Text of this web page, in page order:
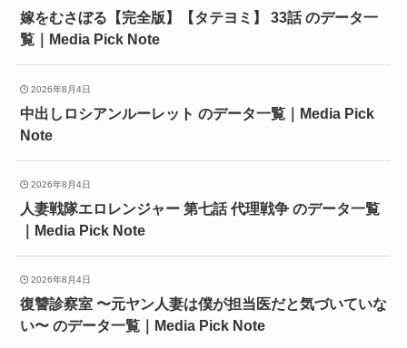
嫁をむさぼる【完全版】【タテヨミ】 33話 のデータ一
覧｜Media Pick Note
2026年8月4日
中出しロシアンルーレット のデータ一覧｜Media Pick
Note
2026年8月4日
人妻戦隊エロレンジャー 第七話 代理戦争 のデータ一覧
｜Media Pick Note
2026年8月4日
復讐診察室 〜元ヤン人妻は僕が担当医だと気づいていな
い〜 のデータ一覧｜Media Pick Note